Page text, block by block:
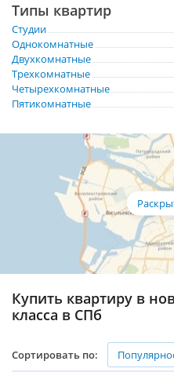
Типы квартир
Студии
Однокомнатные
Двухкомнатные
Трехкомнатные
Четырехкомнатные
Пятикомнатные
Купить квартиру в
класса в СПб
Сортировать по: